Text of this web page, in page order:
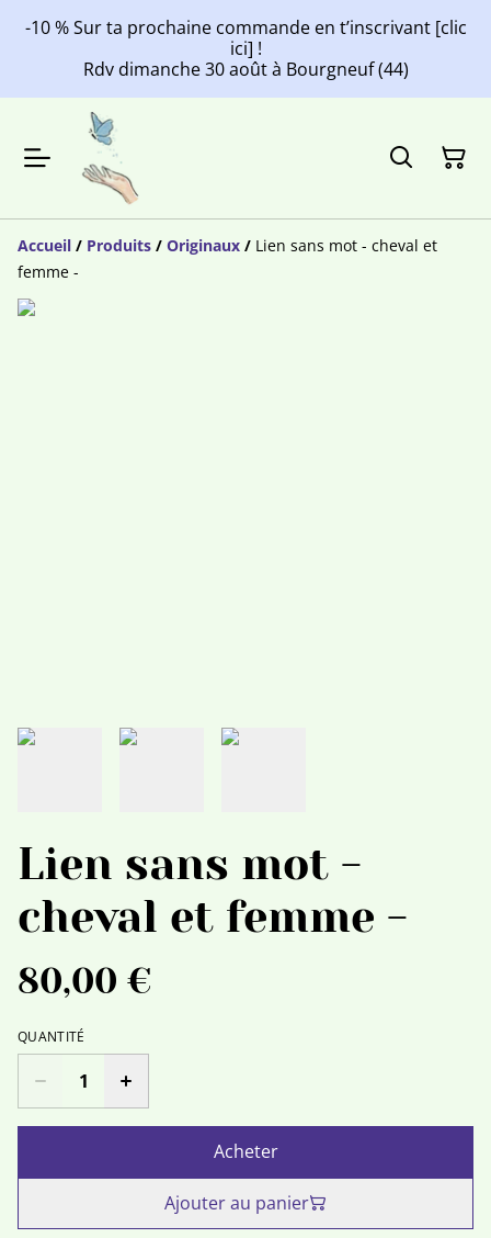
-10 % Sur ta prochaine commande en t’inscrivant [clic
ici] !
Rdv dimanche 30 août à Bourgneuf (44)
Accueil / Produits / Originaux / Lien sans mot - cheval et
femme -
Lien sans mot -
cheval et femme -
80,00 €
QUANTITÉ
Acheter
Ajouter au panier